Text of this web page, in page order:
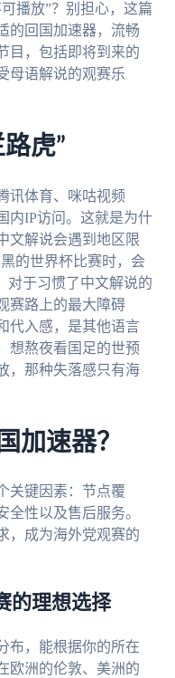
播放”？别担心，这篇
的回国加速器，流畅
目，包括即将到来的
母语解说的观赛乐
虎”
讯体育、咪咕视频
内IP访问。这就是为什
文解说会遇到地区限
的世界杯比赛时，会
对于习惯了中文解说的
赛路上的最大障碍
入感，是其他语言
想熬夜看国足的世预
，那种失落感只有海
加速器？
关键因素：节点覆
性以及售后服务。
，成为海外党观赛的
的理想选择
布，能根据你的所在
欧洲的伦敦、美洲的